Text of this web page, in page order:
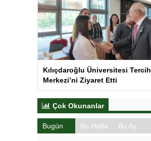
Kılıçdaroğlu Üniversitesi Tercih
Merkezi’ni Ziyaret Etti
Çok Okunanlar
Bugün Bu Hafta Bu Ay